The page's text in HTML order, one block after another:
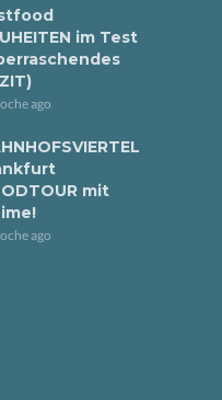
im Test
ago
mit
ago